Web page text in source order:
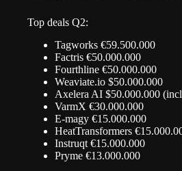
Top deals Q2:
Tagworks €59.500.000
Factris €50.000.000
Fourthline €50.000.000
Weaviate.io $50.000.000
Axelera AI $50.000.000
VarmX €30.000.000
E-magy €15.000.000
HeatTransformers
Instruqt €15.000.000
Pryme €13.000.000